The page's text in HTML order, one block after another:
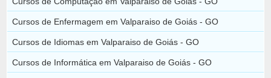
Cursos de Enfermagem em Valparaiso de Goiás - GO
Cursos de Idiomas em Valparaiso de Goiás - GO
Cursos de Informática em Valparaiso de Goiás - GO